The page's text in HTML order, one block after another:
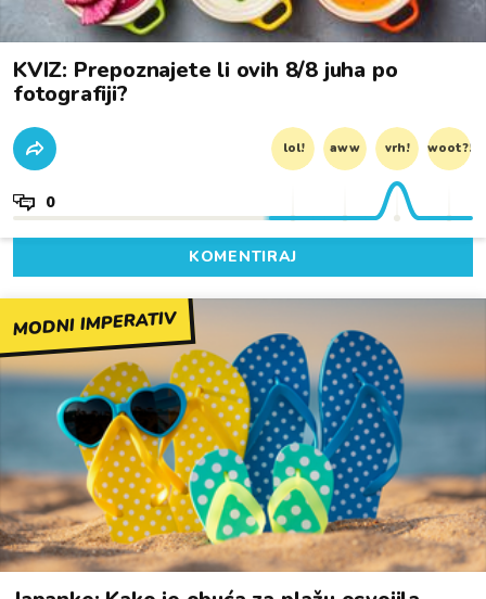
KVIZ: Prepoznajete li ovih 8/8 juha po
fotografiji?
lol! aww vrh! woot?!
0
KOMENTIRAJ
MODNI IMPERATIV